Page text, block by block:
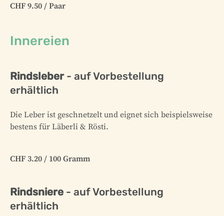
CHF 9.50 / Paar
Innereien
Rindsleber- auf Vorbestellung
erhältlich
Die Leber ist geschnetzelt und eignet sich beispielsweise
bestens für Läberli & Rösti.
CHF 3.20 / 100 Gramm
Rindsniere - auf Vorbestellung
erhältlich